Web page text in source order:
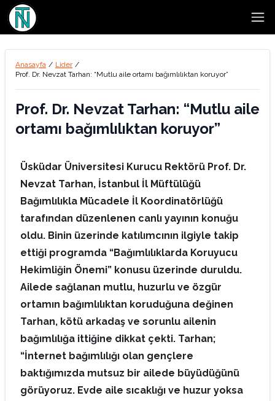
Anasayfa / Lider /
Prof. Dr. Nevzat Tarhan: “Mutlu aile ortamı bağımlılıktan koruyor”
Prof. Dr. Nevzat Tarhan: “Mutlu aile
ortamı bağımlılıktan koruyor”
Üsküdar Üniversitesi Kurucu Rektörü Prof. Dr.
Nevzat Tarhan, İstanbul İl Müftülüğü
Bağımlılıkla Mücadele İl Koordinatörlüğü
tarafından düzenlenen canlı yayının konuğu
oldu. Binin üzerinde katılımcının ilgiyle takip
ettiği programda “Bağımlılıklarda Koruyucu
Hekimliğin Önemi” konusu üzerinde duruldu.
Ailede sağlanan mutlu, huzurlu ve özgür
ortamın bağımlılıktan koruduğuna değinen
Tarhan, kötü arkadaş ve sorunlu ailenin
bağımlılığa ittiğine dikkat çekti. Tarhan;
“İnternet bağımlılığı olan gençlere
baktığımızda mutsuz bir ailede büyüdüğünü
görüyoruz. Evde aile sıcaklığı ve huzur yoksa